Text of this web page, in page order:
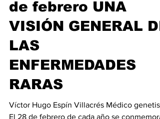
de febrero UNA
VISIÓN GENERAL
LAS
ENFERMEDADES
RARAS